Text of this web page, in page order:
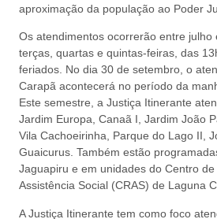
aproximação da população ao Poder
Os atendimentos ocorrerão entre
terças, quartas e quintas-feiras, das
feriados. No dia 30 de setembro, o
Carapã acontecerá no período da
Este semestre, a Justiça Itinerante
Jardim Europa, Canaã I, Jardim João
Vila Cachoeirinha, Parque do Lago II,
Guaicurus. Também estão
Jaguapiru e em unidades do Centro
Assistência Social (CRAS) de Laguna
A Justiça Itinerante tem como foco